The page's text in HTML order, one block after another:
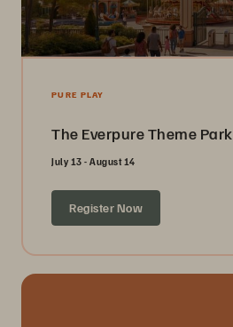
PURE PLAY
The Everpure Theme Park
July 13 - August 14
Register Now